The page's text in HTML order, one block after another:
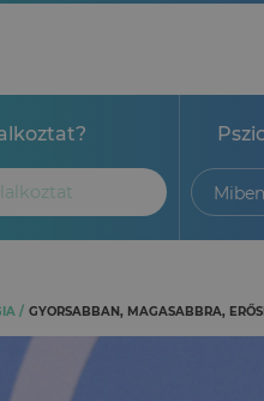
GYORSABBAN, MAGASABBRA,